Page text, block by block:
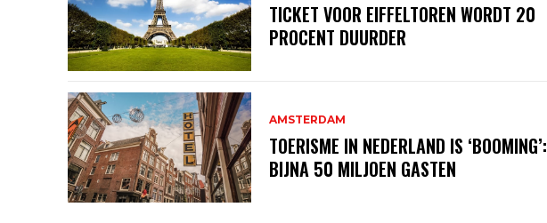
TICKET VOOR EIFFELTOREN WORDT 20
PROCENT DUURDER
AMSTERDAM
TOERISME IN NEDERLAND IS ‘BOOMING’:
BIJNA 50 MILJOEN GASTEN